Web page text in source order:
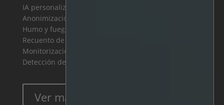
IA personalizada
Anonimización
Humo y fuego
Recuento de multitudes
Monitorización del tráfico
Detección de intrusos
Ver más